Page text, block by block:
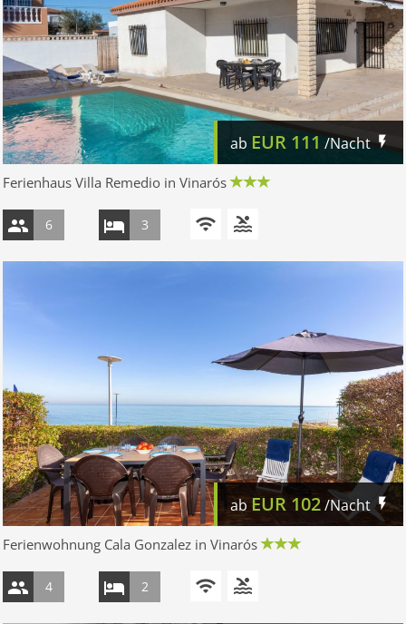
ab EUR 111 /Nacht
Ferienhaus Villa Remedio in Vinarós
6 3
ab EUR 102/Nacht
Ferienwohnung Cala Gonzalez in Vinarós
4 2